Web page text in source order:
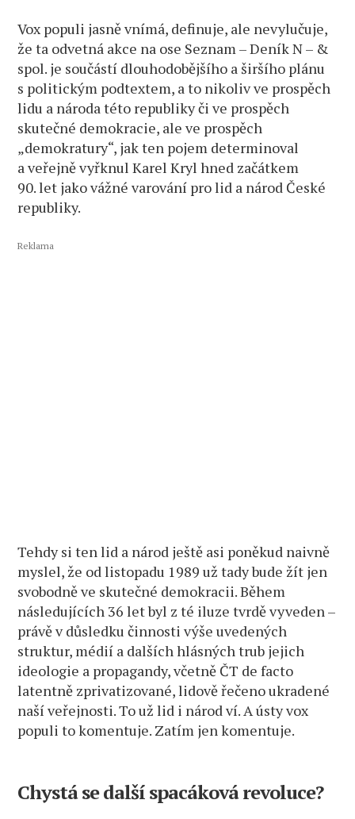
Vox populi jasně vnímá, definuje, ale nevylučuje,
že ta odvetná akce na ose Seznam – Deník N – &
spol. je součástí dlouhodobějšího a širšího plánu
s politickým podtextem, a to nikoliv ve prospěch
lidu a národa této republiky či ve prospěch
skutečné demokracie, ale ve prospěch
„demokratury“, jak ten pojem determinoval
a veřejně vyřknul Karel Kryl hned začátkem
90. let jako vážné varování pro lid a národ České
republiky.
Reklama
Tehdy si ten lid a národ ještě asi poněkud naivně
myslel, že od listopadu 1989 už tady bude žít jen
svobodně ve skutečné demokracii. Během
následujících 36 let byl z té iluze tvrdě vyveden –
právě v důsledku činnosti výše uvedených
struktur, médií a dalších hlásných trub jejich
ideologie a propagandy, včetně ČT de facto
latentně zprivatizované, lidově řečeno ukradené
naší veřejnosti. To už lid i národ ví. A ústy vox
populi to komentuje. Zatím jen komentuje.
Chystá se další spacáková revoluce?